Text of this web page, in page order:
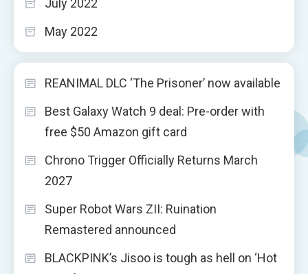
July 2022
May 2022
REANIMAL DLC ‘The Prisoner’ now available
Best Galaxy Watch 9 deal: Pre-order with
free $50 Amazon gift card
Chrono Trigger Officially Returns March
2027
Super Robot Wars ZII: Ruination
Remastered announced
BLACKPINK’s Jisoo is tough as hell on ‘Hot